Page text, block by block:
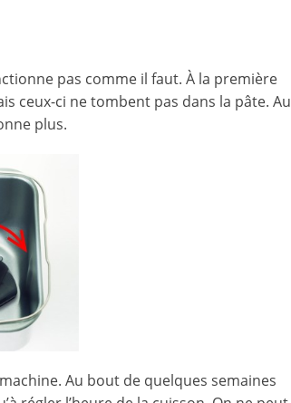
pas comme il faut. À la première
ceux-ci ne tombent pas dans la pâte. Au
plus.
Au bout de quelques semaines